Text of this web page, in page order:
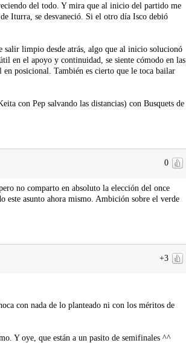
del todo. Y mira que al inicio del partido me
Iturra, se desvaneció. Si el otro día Isco debió
salir limpio desde atrás, algo que al inicio solucionó
en el apoyo y continuidad, se siente cómodo en las
posicional. También es cierto que le toca bailar
con Pep salvando las distancias) con Busquets de
0
no comparto en absoluto la elección del once
este asunto ahora mismo. Ambición sobre el verde
+3
con nada de lo planteado ni con los méritos de
Y oye, que están a un pasito de semifinales ^^